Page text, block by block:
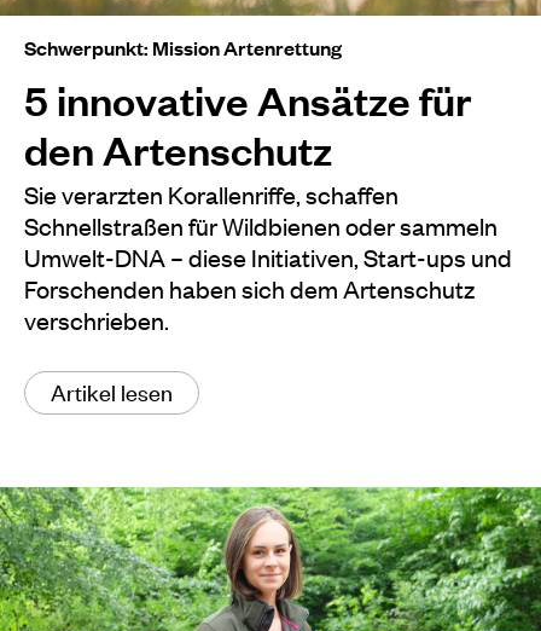
Schwerpunkt: Mission Artenrettung
5 innovative Ansätze für
den Artenschutz
Sie verarzten Korallenriffe, schaffen
Schnellstraßen für Wildbienen oder sammeln
Umwelt-DNA – diese Initiativen, Start-ups und
Forschenden haben sich dem Artenschutz
verschrieben.
Artikel lesen